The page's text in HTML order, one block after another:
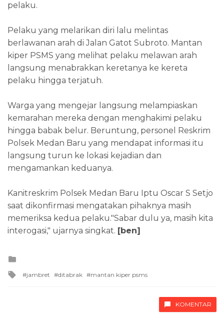
pelaku.
Pelaku yang melarikan diri lalu melintas
berlawanan arah di Jalan Gatot Subroto. Mantan
kiper PSMS yang melihat pelaku melawan arah
langsung menabrakkan keretanya ke kereta
pelaku hingga terjatuh.
Warga yang mengejar langsung melampiaskan
kemarahan mereka dengan menghakimi pelaku
hingga babak belur. Beruntung, personel Reskrim
Polsek Medan Baru yang mendapat informasi itu
langsung turun ke lokasi kejadian dan
mengamankan keduanya.
Kanitreskrim Polsek Medan Baru Iptu Oscar S Setjo
saat dikonfirmasi mengatakan pihaknya masih
memeriksa kedua pelaku."Sabar dulu ya, masih kita
interogasi," ujarnya singkat. [ben]
Tagged
jambret ditabrak mantan kiper psms
KOMENTAR